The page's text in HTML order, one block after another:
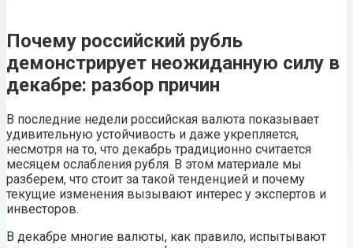
Почему российский рубль
демонстрирует неожиданную силу в
декабре: разбор причин
В последние недели российская валюта показывает
удивительную устойчивость и даже укрепляется,
несмотря на то, что декабрь традиционно считается
месяцем ослабления рубля. В этом материале мы
разберем, что стоит за такой тенденцией и почему
текущие изменения вызывают интерес у экспертов и
инвесторов.
В декабре многие валюты, как правило, испытывают